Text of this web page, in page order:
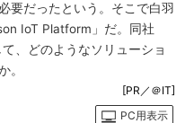
要だったという。そこで白羽
IoT Platform」だ。同社
、どのようなソリューショ
。
[PR／＠IT]
PC用表示